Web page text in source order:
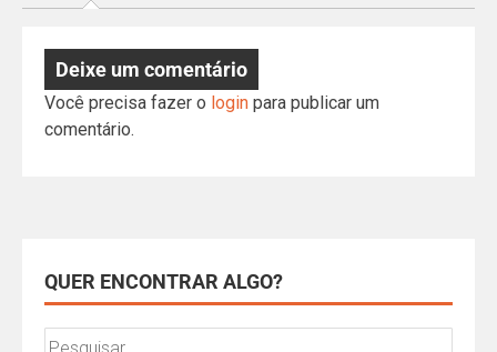
Deixe um comentário
Você precisa fazer o login para publicar um
comentário.
QUER ENCONTRAR ALGO?